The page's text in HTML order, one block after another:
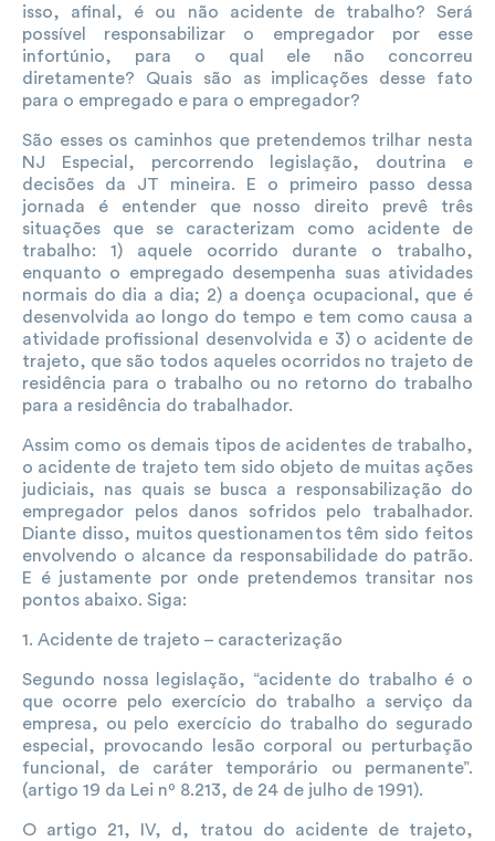
isso, afinal, é ou não acidente de trabalho? Será
possível responsabilizar o empregador por esse
infortúnio, para o qual ele não concorreu
diretamente? Quais são as implicações desse fato
para o empregado e para o empregador?
São esses os caminhos que pretendemos trilhar nesta
NJ Especial, percorrendo legislação, doutrina e
decisões da JT mineira. E o primeiro passo dessa
jornada é entender que nosso direito prevê três
situações que se caracterizam como acidente de
trabalho: 1) aquele ocorrido durante o trabalho,
enquanto o empregado desempenha suas atividades
normais do dia a dia; 2) a doença ocupacional, que é
desenvolvida ao longo do tempo e tem como causa a
atividade profissional desenvolvida e 3) o acidente de
trajeto, que são todos aqueles ocorridos no trajeto de
residência para o trabalho ou no retorno do trabalho
para a residência do trabalhador.
Assim como os demais tipos de acidentes de trabalho,
o acidente de trajeto tem sido objeto de muitas ações
judiciais, nas quais se busca a responsabilização do
empregador pelos danos sofridos pelo trabalhador.
Diante disso, muitos questionamentos têm sido feitos
envolvendo o alcance da responsabilidade do patrão.
E é justamente por onde pretendemos transitar nos
pontos abaixo. Siga:
1. Acidente de trajeto – caracterização
Segundo nossa legislação, “acidente do trabalho é o
que ocorre pelo exercício do trabalho a serviço da
empresa, ou pelo exercício do trabalho do segurado
especial, provocando lesão corporal ou perturbação
funcional, de caráter temporário ou permanente”.
(artigo 19 da Lei nº 8.213, de 24 de julho de 1991).
O artigo 21, IV, d, tratou do acidente de trajeto,